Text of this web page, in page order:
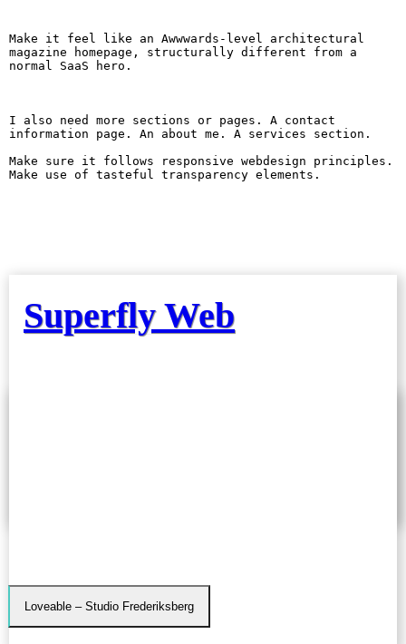
Make it feel like an Awwwards-level architectural
magazine homepage, structurally different from a
normal SaaS hero.
I also need more sections or pages. A contact
information page. An about me. A services section.
Make sure it follows responsive webdesign principles.
Make use of tasteful transparency elements.
Superfly Web
Loveable – Studio Frederiksberg